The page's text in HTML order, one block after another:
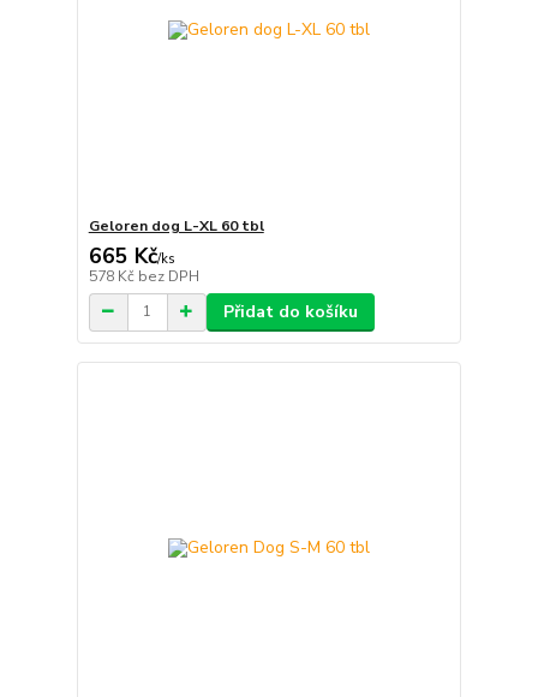
Geloren dog L-XL 60 tbl
665 Kč/ks
578 Kč bez DPH
Přidat do košíku